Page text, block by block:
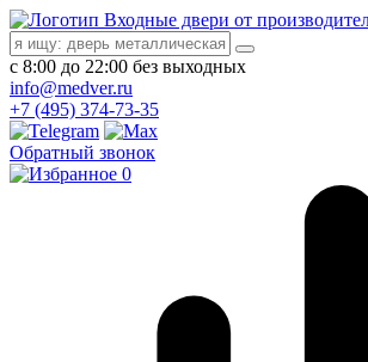
Входные двери от
с 8:00 до 22:00 без выходных
info@medver.ru
+7 (495) 374-73-35
Обратный звонок
0